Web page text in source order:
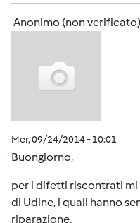
Anonimo (non verificato)
Mer, 09/24/2014 - 10:01
Buongiorno,
per i difetti riscontrati mi
di Udine, i quali hanno
riparazione.